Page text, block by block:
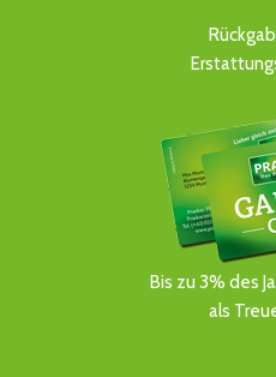
Bis zu 3% des
als